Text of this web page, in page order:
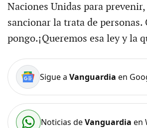
Naciones Unidas para
sancionar la trata de personas.
pongo.¡Queremos esa ley y la
Sigue a Vanguardia en
Noticias deVanguardia en